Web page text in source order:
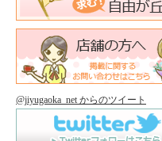
@jiyugaoka_net からのツイート